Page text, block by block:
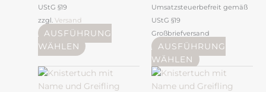
UStG §19
zzgl. Versand
AUSFÜHRUNG
WÄHLEN
gewählt
werden
Umsatzsteuerbefreit gemäß
UStG §19
Großbriefversand
AUSFÜHRUNG
WÄHLEN
Dieses
Produkt
Dieses
Produkt